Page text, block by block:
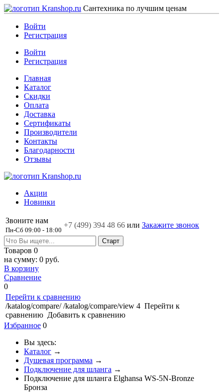
Сантехника по лучшим ценам
Войти
Регистрация
Войти
Регистрация
Главная
Каталог
Скидки
Оплата
Доставка
Сертификаты
Производители
Контакты
Благодарности
Отзывы
Акции
Новинки
Звоните нам
Пн-Сб 09:00 - 18:00
+7 (499) 394 48 66 или Закажите звонок
Товаров 0
на сумму: 0 руб.
В корзину
Сравнение
0
Перейти к сравнению
/katalog/compare/ /katalog/compare/view 4 Перейти к
сравнению Добавить к сравнению
Избранное 0
Вы здесь:
Каталог →
Душевая программа →
Подключение для шланга →
Подключение для шланга Elghansa WS-5N-Bronze
Бронза